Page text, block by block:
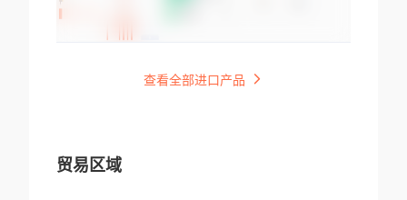
查看全部进口产品
贸易区域